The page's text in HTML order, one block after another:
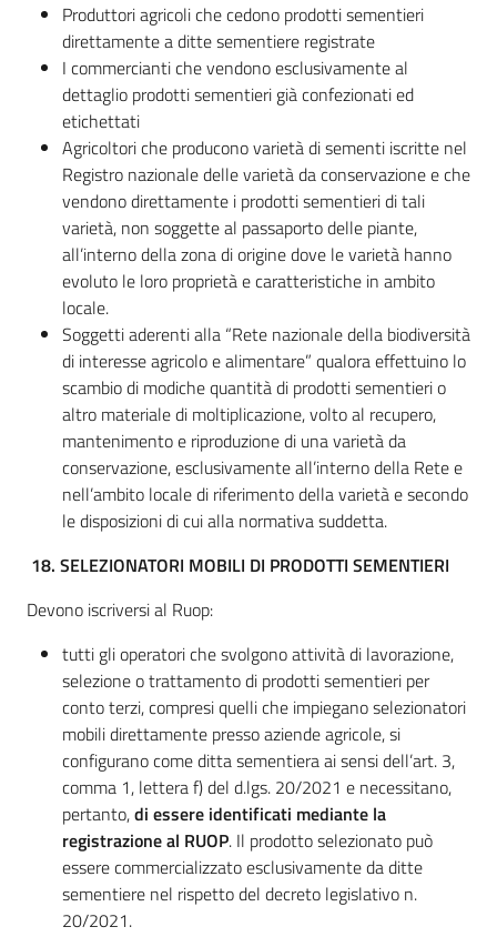
Produttori agricoli che cedono prodotti sementieri
direttamente a ditte sementiere registrate
I commercianti che vendono esclusivamente al
dettaglio prodotti sementieri già confezionati ed
etichettati
Agricoltori che producono varietà di sementi iscritte nel
Registro nazionale delle varietà da conservazione e che
vendono direttamente i prodotti sementieri di tali
varietà, non soggette al passaporto delle piante,
all’interno della zona di origine dove le varietà hanno
evoluto le loro proprietà e caratteristiche in ambito
locale.
Soggetti aderenti alla “Rete nazionale della biodiversità
di interesse agricolo e alimentare” qualora effettuino lo
scambio di modiche quantità di prodotti sementieri o
altro materiale di moltiplicazione, volto al recupero,
mantenimento e riproduzione di una varietà da
conservazione, esclusivamente all’interno della Rete e
nell’ambito locale di riferimento della varietà e secondo
le disposizioni di cui alla normativa suddetta.
18. SELEZIONATORI MOBILI DI PRODOTTI SEMENTIERI
Devono iscriversi al Ruop:
tutti gli operatori che svolgono attività di lavorazione,
selezione o trattamento di prodotti sementieri per
conto terzi, compresi quelli che impiegano selezionatori
mobili direttamente presso aziende agricole, si
configurano come ditta sementiera ai sensi dell’art. 3,
comma 1, lettera f) del d.lgs. 20/2021 e necessitano,
pertanto,di essere identificati mediante la
registrazione al RUOP. Il prodotto selezionato può
essere commercializzato esclusivamente da ditte
sementiere nel rispetto del decreto legislativo n.
20/2021.